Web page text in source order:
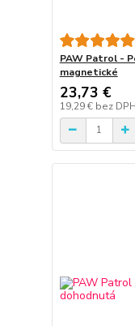
PAW Patrol -
magnetické
23,73 €
19,29 € bez DPH